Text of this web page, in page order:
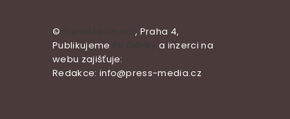
© PressMedia.net, Praha 4,
Publikujeme
a inzerci na
webu zajišťuje:
Redakce: info@press-media.cz